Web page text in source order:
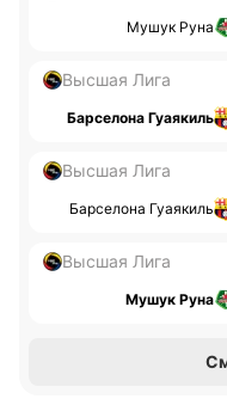
Мушук Руна
Высшая Лига
Барселона Гуаякиль
Высшая Лига
Барселона Гуаякиль
Высшая Лига
Мушук Руна